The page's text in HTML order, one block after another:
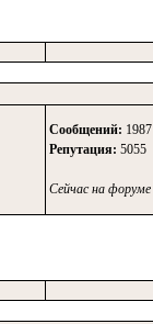
Сообщений: 1987
Репутация: 5055
Сейчас на форуме